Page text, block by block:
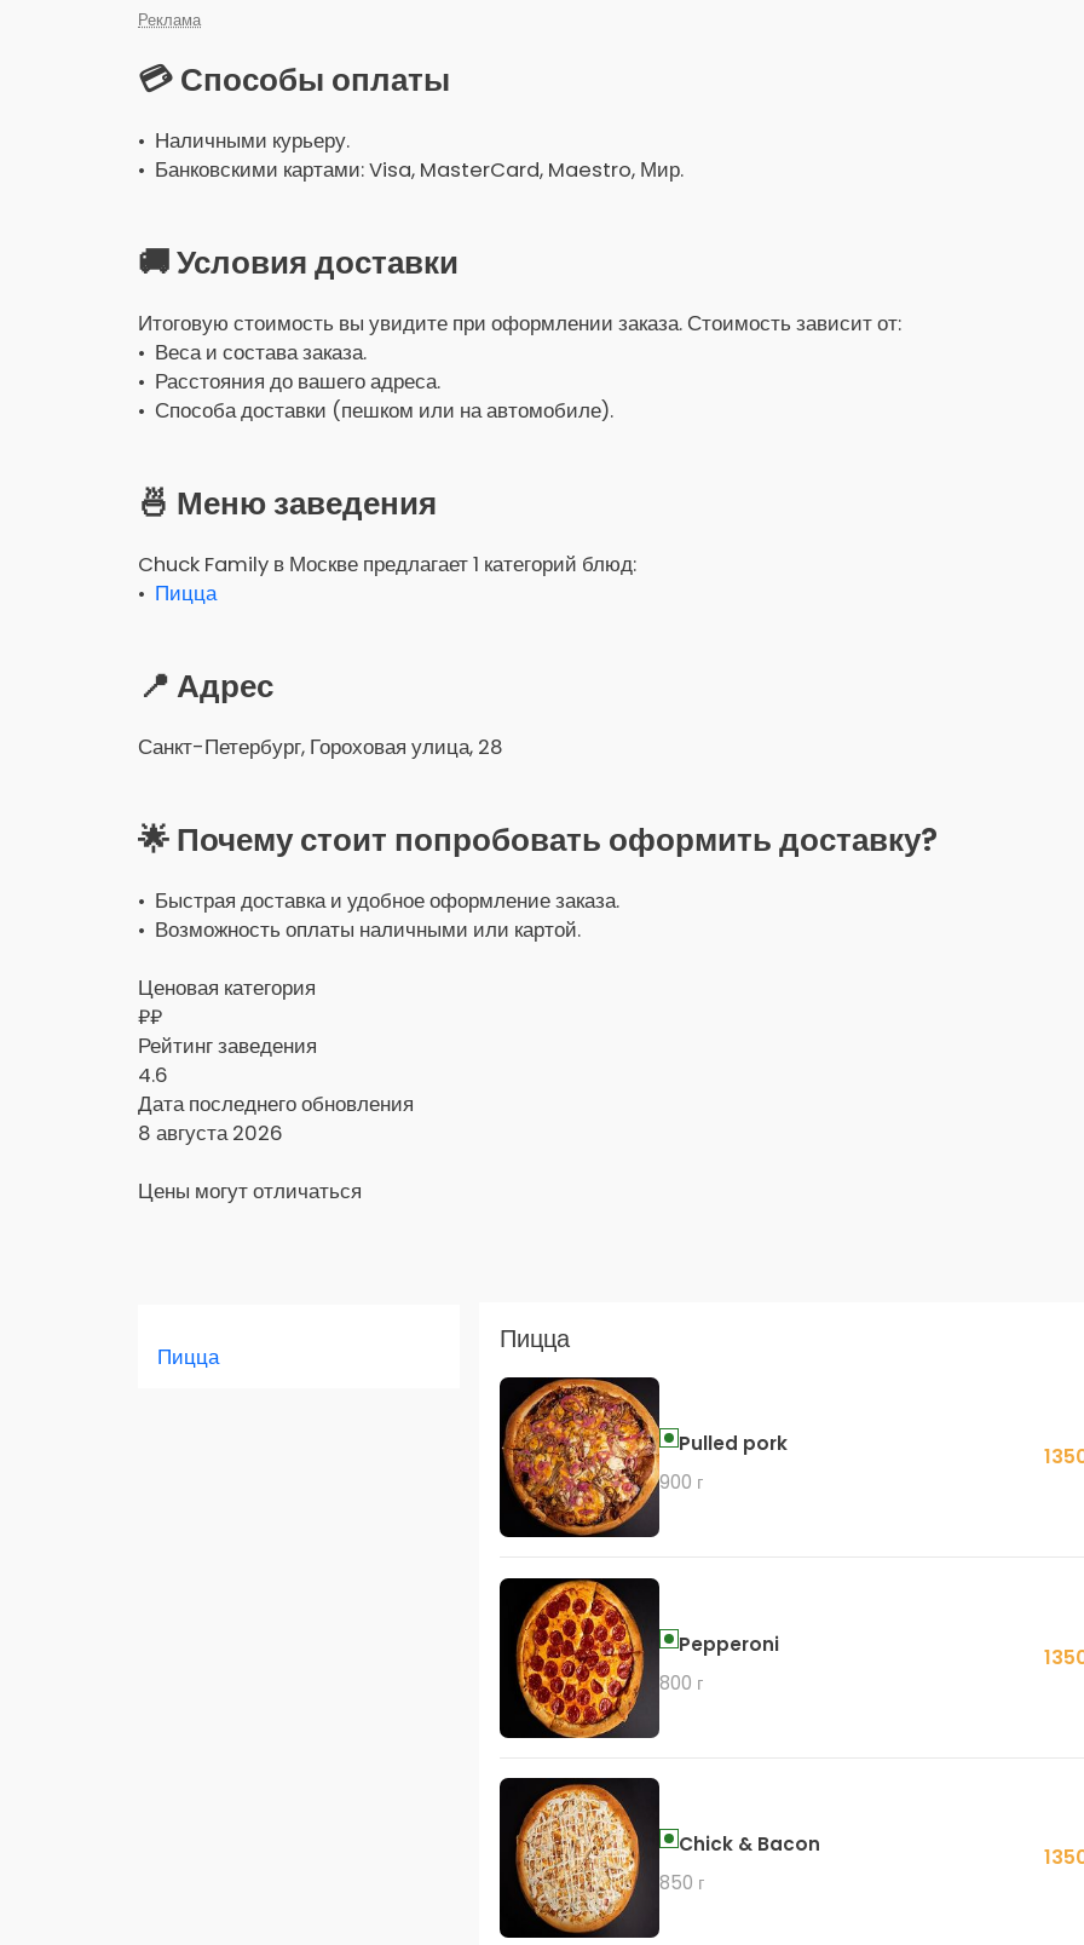
Реклама
💳 Способы оплаты
• Наличными курьеру.
• Банковскими картами: Visa, MasterCard, Maestro, Мир.
🚚 Условия доставки
Итоговую стоимость вы увидите при оформлении заказа. Стоимость зависит от:
• Веса и состава заказа.
• Расстояния до вашего адреса.
• Способа доставки (пешком или на автомобиле).
🍜 Меню заведения
Chuck Family в Москве предлагает 1 категорий блюд:
• Пицца
📍 Адрес
Санкт-Петербург, Гороховая улица, 28
🌟 Почему стоит попробовать оформить доставку?
• Быстрая доставка и удобное оформление заказа.
• Возможность оплаты наличными или картой.
Ценовая категория
₽₽
Рейтинг заведения
4.6
Дата последнего обновления
8 августа 2026
Цены могут отличаться
Скидка 400 руб. на первый заказ в
Скидка 450 руб. на первый заказ в
Пицца
Пицца
Pulled pork
900 г
Pepperoni
800 г
Chick & Bacon
850 г